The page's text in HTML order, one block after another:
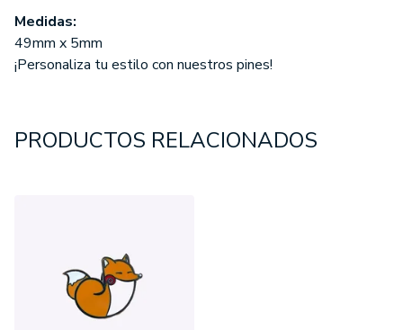
Medidas:
49mm x 5mm
¡Personaliza tu estilo con nuestros pines!
PRODUCTOS RELACIONADOS